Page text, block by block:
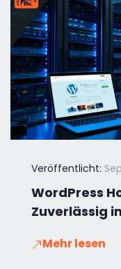
Veröffentlicht:
WordPress
Zuverlässig in
Mehr lesen